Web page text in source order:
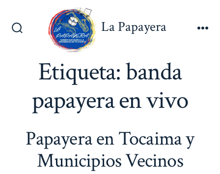
Alternar
La Papayera
Etiqueta:banda
papayera en vivo
Papayera en Tocaima y
Municipios Vecinos